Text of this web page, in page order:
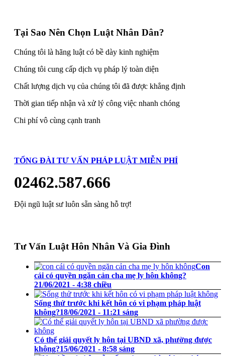
Tại Sao Nên Chọn Luật Nhân Dân?
Chúng tôi là hãng luật có bề dày kinh nghiệm
Chúng tôi cung cấp dịch vụ pháp lý toàn diện
Chất lượng dịch vụ của chúng tôi đã được khẳng định
Thời gian tiếp nhận và xử lý công việc nhanh chóng
Chi phí vô cùng cạnh tranh
TỔNG ĐÀI TƯ VẤN PHÁP LUẬT MIỄN PHÍ
02462.587.666
Đội ngũ luật sư luôn sẵn sàng hỗ trợ!
Tư Vấn Luật Hôn Nhân Và Gia Đình
Con
cái có quyền ngăn cản cha mẹ ly hôn không?
21/06/2021 - 4:38 chiều
Sống thử trước khi kết hôn có vi phạm pháp luật
không?18/06/2021 - 11:21 sáng
Có thể giải quyết ly hôn tại UBND xã, phường được
không?15/06/2021 - 8:58 sáng